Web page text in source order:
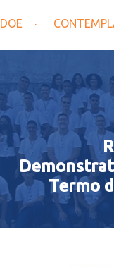
DOE
Termo